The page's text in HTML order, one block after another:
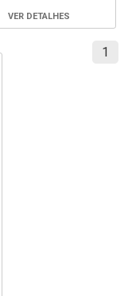
VER DETALHES
1